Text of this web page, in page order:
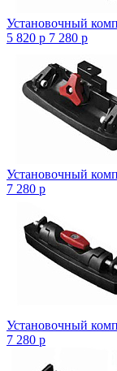
Установочный
5 820 p 7 280 p
Установочный
7 280 p
Установочный
7 280 p